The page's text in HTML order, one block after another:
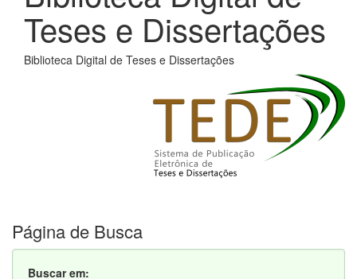
Teses e Dissertações
Biblioteca Digital de Teses e Dissertações
Página de Busca
Buscar em: